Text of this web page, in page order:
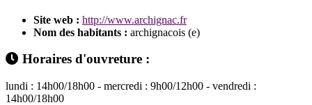
Site web : http://www.archignac.fr
Nom des habitants : archignacois (e)
Horaires d'ouvreture :
lundi : 14h00/18h00 - mercredi : 9h00/12h00 - vendredi :
14h00/18h00